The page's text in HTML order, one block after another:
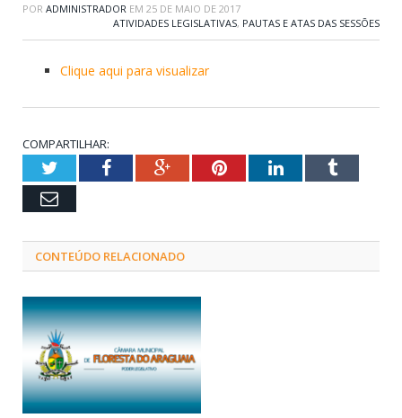
POR ADMINISTRADOR EM 25 DE MAIO DE 2017
ATIVIDADES LEGISLATIVAS, PAUTAS E ATAS DAS SESSÕES
Clique aqui para visualizar
COMPARTILHAR:
TwitterFacebookGoogle+PinterestLinkedInTumblr
Email
CONTEÚDO RELACIONADO